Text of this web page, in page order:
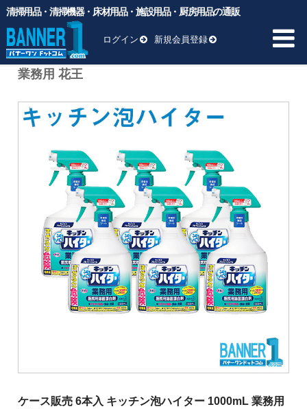
清掃用品・清掃機器・床材用品・施設用品・厨房用品の通販
ログイン 新規会員登録
商品一覧 ▼
業務用ゴミ袋
一般厨房用洗剤
ヘッド交換用
床材用品
BM向け洗剤・ワックス
雑貨
清掃用品
厨房消耗品
バケツ
バナーワンドットコム>商品 >一般厨房用洗剤>除菌・漂白用
ケース販売 6本入 キッチン泡ハイター 1000mL 業務用 花王
ケース販売 6本入 キッチン泡ハイター 1000mL
業務用 花王
ケース販売 6本入 キッチン泡ハイター 1000mL 業務用